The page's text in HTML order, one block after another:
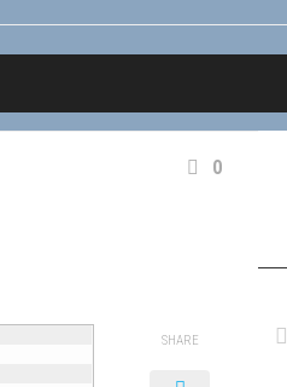
0
SHARE